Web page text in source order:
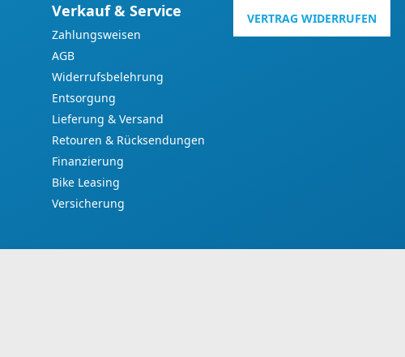
Verkauf & Service
Zahlungsweisen
AGB
Widerrufsbelehrung
Entsorgung
Lieferung & Versand
Retouren & Rücksendungen
Finanzierung
Bike Leasing
Versicherung
VERTRAG WIDERRUFEN